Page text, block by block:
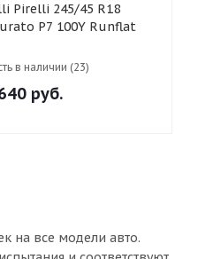
R18
P7 100Y Runflat
в наличии (23)
руб.
на все модели авто.